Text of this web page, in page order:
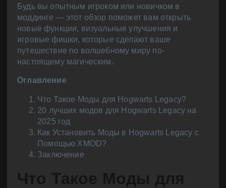
Будь вы опытным игроком или новичком в
моддинге — этот обзор поможет вам открыть
новые функции, визуальные улучшения и
игровые фишки, которые сделают ваше
путешествие по волшебному миру по-
настоящему магическим.
Оглавление
Что Такое Моды для Hogwarts Legacy?
20 лучших модов для Hogwarts Legacy на
2025 год
Как Установить Моды в Hogwarts Legacy с
Помощью XMOD?
Заключение
Что Такое Моды для